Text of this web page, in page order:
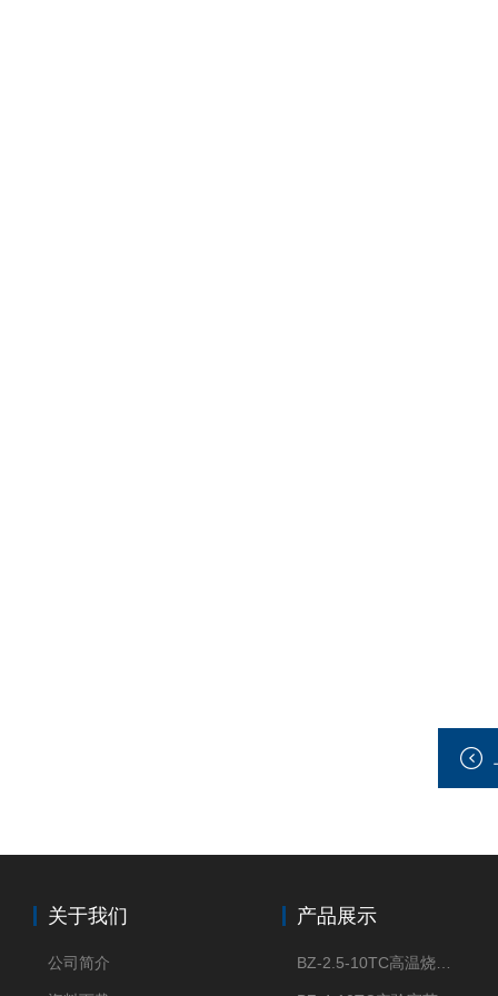
关于我们
公司简介
产品展示